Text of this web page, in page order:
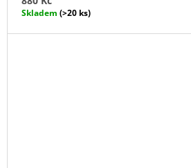
Skladem (>20 ks)